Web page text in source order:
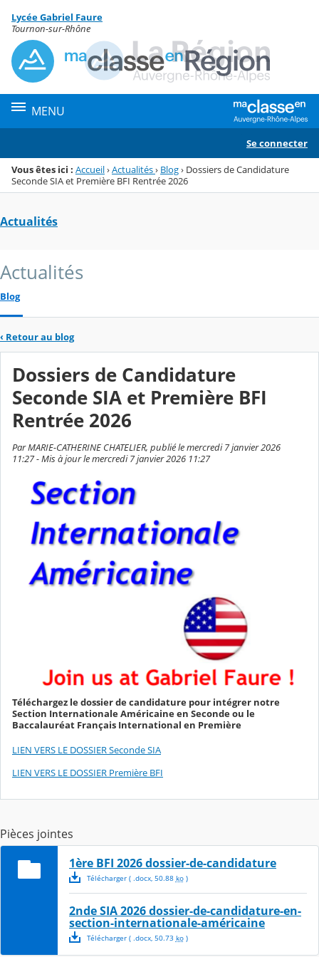
Menu de la rubrique
Contenu
Lycée Gabriel Faure
Tournon-sur-Rhône
MENU
Se connecter
Vous êtes ici : Accueil›Actualités› Blog› Dossiers de Candidature
Seconde SIA et Première BFI Rentrée 2026
Actualités
Actualités
Blog
‹ Retour au blog
Dossiers de Candidature
Seconde SIA et Première BFI
Rentrée 2026
Par MARIE-CATHERINE CHATELIER, publié le mercredi 7 janvier 2026
11:27 - Mis à jour le mercredi 7 janvier 2026 11:27
Téléchargez le dossier de candidature pour intégrer notre
Section Internationale Américaine en Seconde ou le
Baccalauréat Français International en Première
LIEN VERS LE DOSSIER Seconde SIA
LIEN VERS LE DOSSIER Première BFI
Pièces jointes
1ère BFI 2026 dossier-de-candidature
Télécharger( .docx, 50.88 ko)
2nde SIA 2026 dossier-de-candidature-en-
section-internationale-américaine
Télécharger( .docx, 50.73 ko)